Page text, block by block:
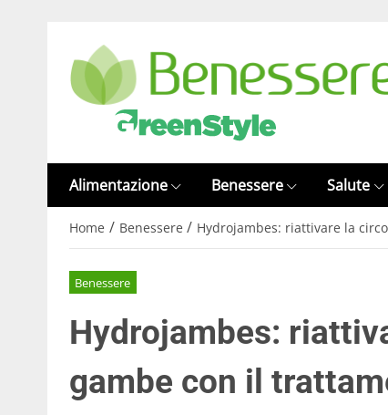
Alimentazione Benessere Salute
Home / Benessere / Hydrojambes: riattivare la
Benessere
Hydrojambes:
gambe con il